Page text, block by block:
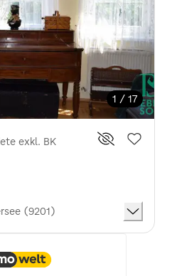
1 / 17
exkl. BK
(9201)